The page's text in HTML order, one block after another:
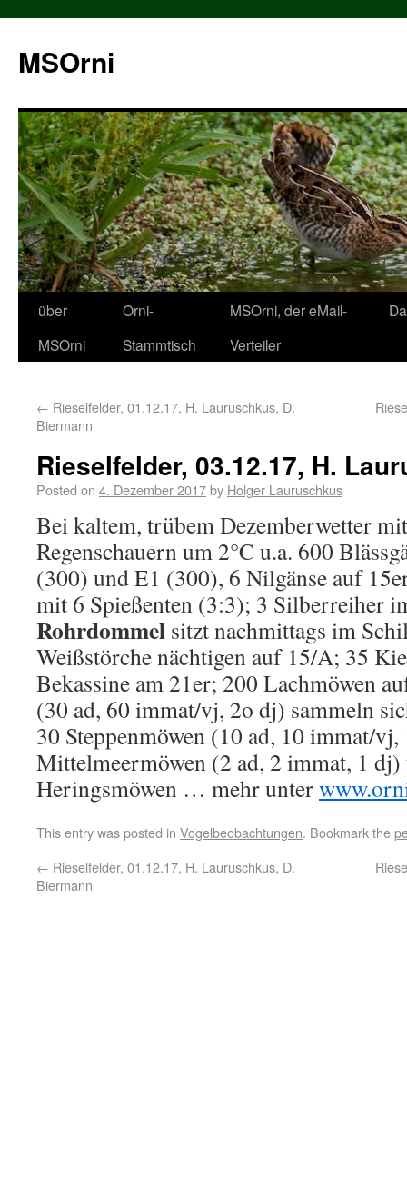
MSOrni
über
MSOrni
Orni-
Stammtisch
MSOrni, der eMail-
Verteiler
← Rieselfelder, 01.12.17, H. Lauruschkus, D.
Biermann
Rieselfelder, 03.12.17, H.
Posted on 4. Dezember 2017by Holger Lauruschkus
Bei kaltem, trübem Dezemberwetter
Regenschauern um 2°C u.a. 600
(300) und E1 (300), 6 Nilgänse auf
mit 6 Spießenten (3:3); 3 Silberreiher
Rohrdommel sitzt nachmittags im
Weißstörche nächtigen auf 15/A; 35
Bekassine am 21er; 200 Lachmöwen
(30 ad, 60 immat/vj, 2o dj) sammeln
30 Steppenmöwen (10 ad, 10 immat/
Mittelmeermöwen (2 ad, 2 immat, 1
Heringsmöwen … mehr unter
This entry was posted in Vogelbeobachtungen. Bookmark the
← Rieselfelder, 01.12.17, H. Lauruschkus, D.
Biermann